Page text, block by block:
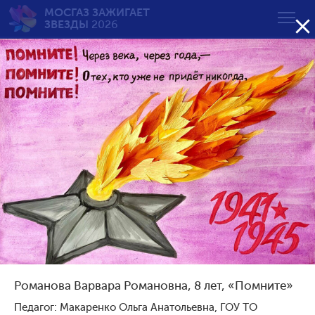
МОСГАЗ ЗАЖИГАЕТ
ЗВЕЗДЫ 2026 
Романова Варвара Романовна, 8 лет, «Помните»
Педагог: Макаренко Ольга Анатольевна, ГОУ ТО
Вечный огонь — вечная
память
от 7 до 10 лет
Возрастная группа:
от 7 до 10 лет
от 11 до 14 лет
от 15 до 18 лет
Сортировать по результату: